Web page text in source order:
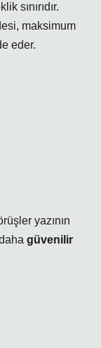
sınırıdır.
maksimum
eder.
yazının
güvenilir